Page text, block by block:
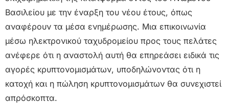
Βασιλείου με την έναρξη του νέου έτους, όπως
αναφέρουν τα μέσα ενημέρωσης. Μια επικοινωνία
μέσω ηλεκτρονικού ταχυδρομείου προς τους πελάτες
ανέφερε ότι η αναστολή αυτή θα επηρεάσει ειδικά τις
αγορές κρυπτονομισμάτων, υποδηλώνοντας ότι η
κατοχή και η πώληση κρυπτονομισμάτων θα συνεχιστεί
απρόσκοπτα.